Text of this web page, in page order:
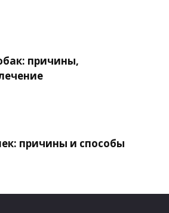
причины,
причины и способы